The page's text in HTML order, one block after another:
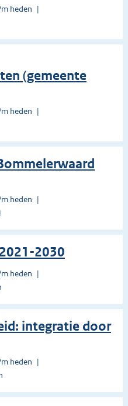
heden
(gemeente
heden
heden
2030
heden
integratie door
heden